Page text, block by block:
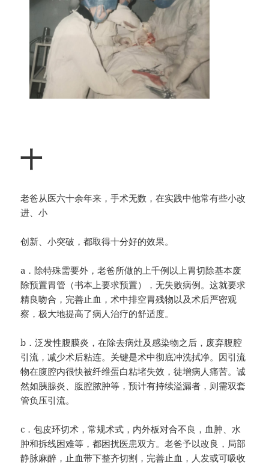
十
老爸从医六十余年来，手术无数，在实践中他常有些小改
进、小
创新、小突破，都取得十分好的效果。
a．除特殊需要外，老爸所做的上千例以上胃切除基本废
除预置胃管（书本上要求预置），无失败病例。这就要求
精良吻合，完善止血，术中排空胃残物以及术后严密观
察，极大地提高了病人治疗的舒适度。
b．泛发性腹膜炎，在除去病灶及感染物之后，废弃腹腔
引流，减少术后粘连。关键是术中彻底冲洗拭净。因引流
物在腹腔内很快被纤维蛋白粘堵失效，徒增病人痛苦。诚
然如胰腺炎、腹腔脓肿等，预计有持续溢漏者，则需双套
管负压引流。
c．包皮环切术，常规术式，内外板对合不良，血肿、水
肿和拆线困难等，都困扰医患双方。老爸予以改良，局部
静脉麻醉，止血带下整齐切割，完善止血，人发或可吸收